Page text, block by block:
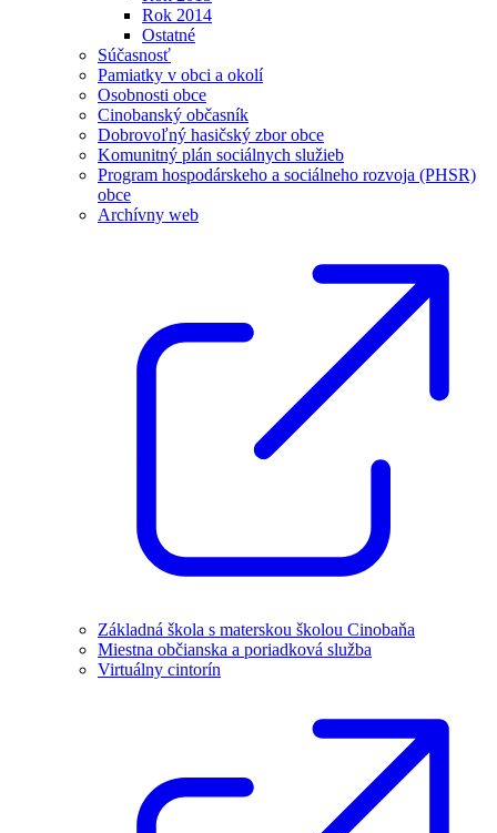
Rok 2014
Ostatné
Súčasnosť
Pamiatky v obci a okolí
Osobnosti obce
Cinobanský občasník
Dobrovoľný hasičský zbor obce
Komunitný plán sociálnych služieb
Program hospodárskeho a sociálneho rozvoja (PHSR)
obce
Archívny web
Základná škola s materskou školou Cinobaňa
Miestna občianska a poriadková služba
Virtuálny cintorín